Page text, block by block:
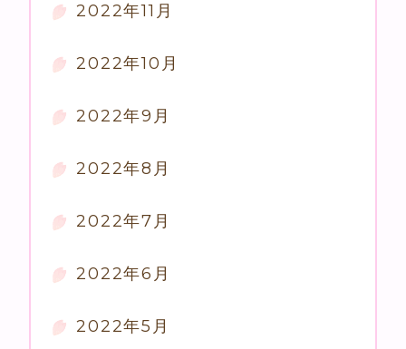
2022年11月
2022年10月
2022年9月
2022年8月
2022年7月
2022年6月
2022年5月